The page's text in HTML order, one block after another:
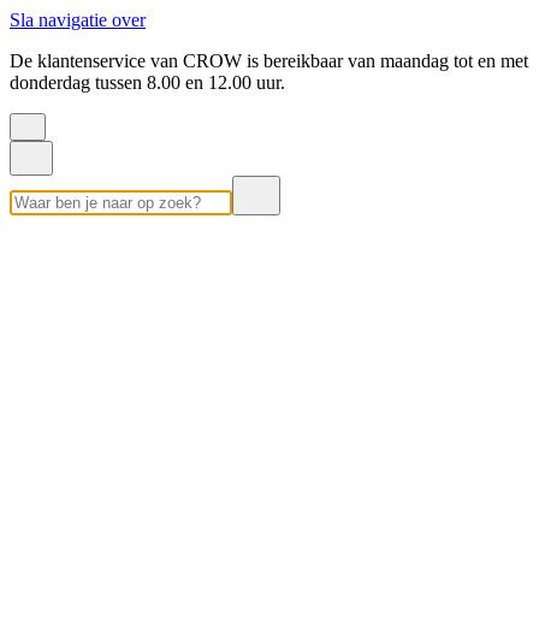
Sla navigatie over
De klantenservice van CROW is bereikbaar van maandag tot en met
donderdag tussen 8.00 en 12.00 uur.